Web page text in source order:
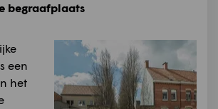
begraafplaats
een
het